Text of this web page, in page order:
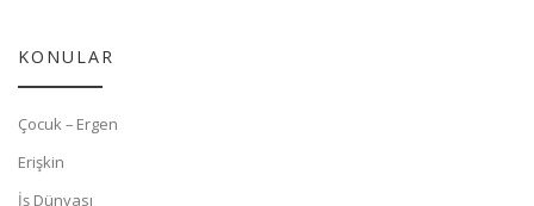
KONULAR
Çocuk – Ergen
Erişkin
İş Dünyası